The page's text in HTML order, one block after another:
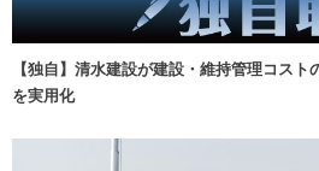
【独自】清水建設が建設・維持管理コス
を実用化